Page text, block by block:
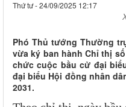
Thứ tư - 24/09/2025 12:17
Phó Thủ tướng Thường
vừa ký ban hành Chỉ thị số
chức cuộc bầu cử đại
đại biểu Hội đồng nhân
2031.